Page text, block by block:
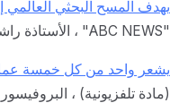
يهدف المسح البحثي
"ABC NEWS" ، الأستاذة راشيل بوتر
يشعر واحد من كل خمسة
(مادة تلفزيونية) ،